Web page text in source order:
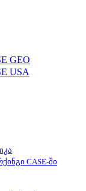
GEO
USA
CASE-ში